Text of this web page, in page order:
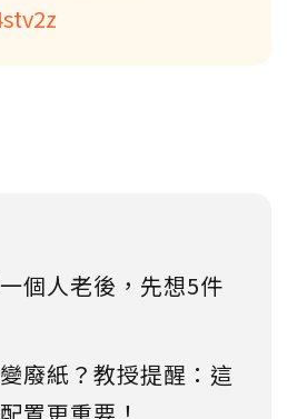
個人老後，先想5件
廢紙？教授提醒：這